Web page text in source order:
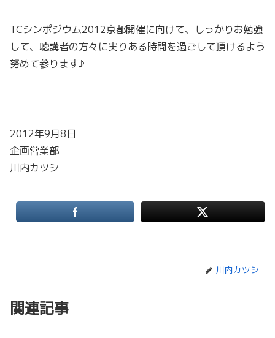
TCシンポジウム2012京都開催に向けて、しっかりお勉強
して、聴講者の方々に実りある時間を過ごして頂けるよう
努めて参ります♪
2012年9月8日
企画営業部
川内カツシ
川内カツシ
関連記事